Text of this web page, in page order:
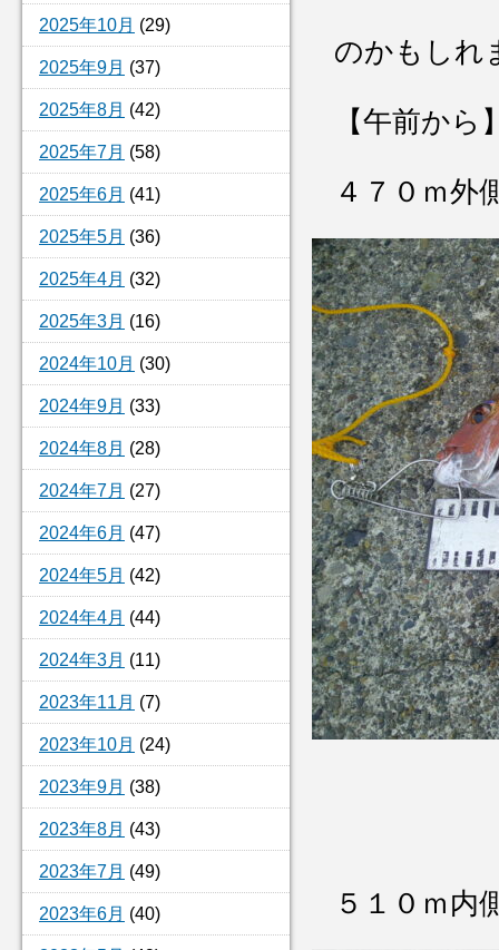
2025年10月 (29)
2025年9月 (37)
2025年8月 (42)
2025年7月 (58)
2025年6月 (41)
2025年5月 (36)
2025年4月 (32)
2025年3月 (16)
2024年10月 (30)
2024年9月 (33)
2024年8月 (28)
2024年7月 (27)
2024年6月 (47)
2024年5月 (42)
2024年4月 (44)
2024年3月 (11)
2023年11月 (7)
2023年10月 (24)
2023年9月 (38)
2023年8月 (43)
2023年7月 (49)
2023年6月 (40)
のかもしれ
【午前から
４７０ｍ
５１０ｍ